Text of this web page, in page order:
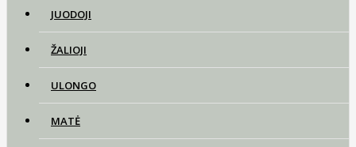
JUODOJI
ŽALIOJI
ULONGO
MATĖ